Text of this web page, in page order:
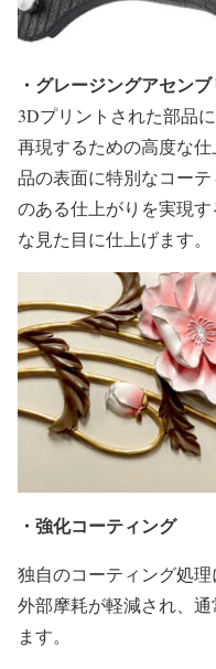
・グレージングアセンブ
3Dプリントされた部品
再現するための高度な
品の表面に特別なコー
のある仕上がりを実現
な見た目に仕上げます。
・強化コーティング
独自のコーティング処理
外部摩耗が軽減され、
ます。